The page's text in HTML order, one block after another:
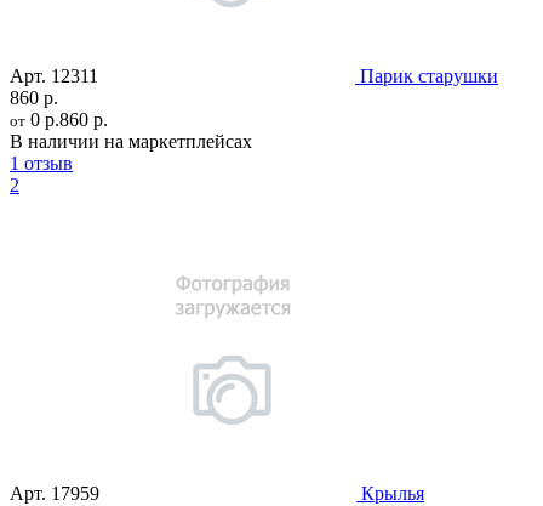
Арт. 12311
Парик старушки
860 р.
от 0 р.860 р.
В наличии на маркетплейсах
1 отзыв
2
Арт. 17959
Крылья